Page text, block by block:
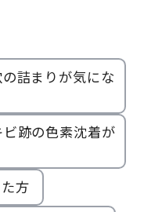
詰まりが気にな
跡の色素沈着が
方